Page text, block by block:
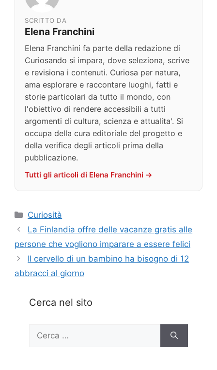
SCRITTO DA
Elena Franchini
Elena Franchini fa parte della redazione di
Curiosando si impara, dove seleziona, scrive
e revisiona i contenuti. Curiosa per natura,
ama esplorare e raccontare luoghi, fatti e
storie particolari da tutto il mondo, con
l'obiettivo di rendere accessibili a tutti
argomenti di cultura, scienza e attualita'. Si
occupa della cura editoriale del progetto e
della verifica degli articoli prima della
pubblicazione.
Tutti gli articoli di Elena Franchini →
Categorie
Curiosità
La Finlandia offre delle vacanze gratis alle
persone che vogliono imparare a essere felici
Il cervello di un bambino ha bisogno di 12
abbracci al giorno
Cerca nel sito
per: